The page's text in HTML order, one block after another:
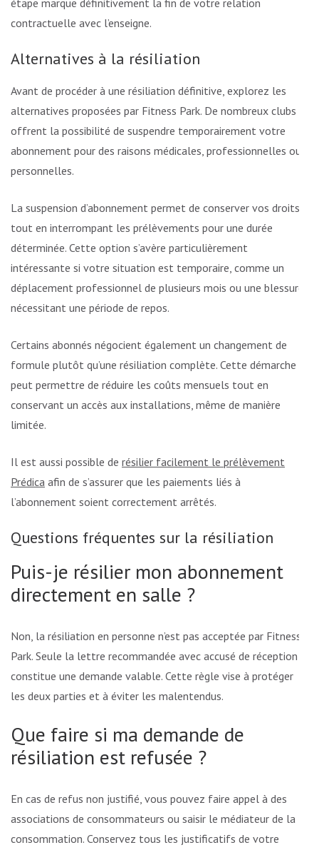
étape marque définitivement la fin de votre relation
contractuelle avec l’enseigne.
Alternatives à la résiliation
Avant de procéder à une résiliation définitive, explorez les
alternatives proposées par Fitness Park. De nombreux clubs
offrent la possibilité de suspendre temporairement votre
abonnement pour des raisons médicales, professionnelles ou
personnelles.
La suspension d’abonnement permet de conserver vos droits
tout en interrompant les prélèvements pour une durée
déterminée. Cette option s’avère particulièrement
intéressante si votre situation est temporaire, comme un
déplacement professionnel de plusieurs mois ou une blessure
nécessitant une période de repos.
Certains abonnés négocient également un changement de
formule plutôt qu’une résiliation complète. Cette démarche
peut permettre de réduire les coûts mensuels tout en
conservant un accès aux installations, même de manière
limitée.
Il est aussi possible de résilier facilement le prélèvement
Prédica afin de s’assurer que les paiements liés à
l’abonnement soient correctement arrêtés.
Questions fréquentes sur la résiliation
Puis-je résilier mon abonnement
directement en salle ?
Non, la résiliation en personne n’est pas acceptée par Fitness
Park. Seule la lettre recommandée avec accusé de réception
constitue une demande valable. Cette règle vise à protéger
les deux parties et à éviter les malentendus.
Que faire si ma demande de
résiliation est refusée ?
En cas de refus non justifié, vous pouvez faire appel à des
associations de consommateurs ou saisir le médiateur de la
consommation. Conservez tous les justificatifs de votre